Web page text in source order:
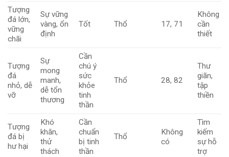
Tượng
đá lớn,
vững
chãi
Sự vững
vàng, ổn
định
Tốt Thổ 17, 71
Không
cần
thiết
Tượng
đá
nhỏ, dễ
vỡ
Sự
mong
manh,
dễ tổn
thương
Cần
chú ý
sức
khỏe
tinh
thần
Thổ 28, 82
Thư
giãn,
tập
thiền
Tượng
đá bị
hư hại
Khó
khăn,
thử
thách
Cần
chuẩn
bị tinh
thần
Thổ
Không
có
Tìm
kiếm
sự hỗ
trợ